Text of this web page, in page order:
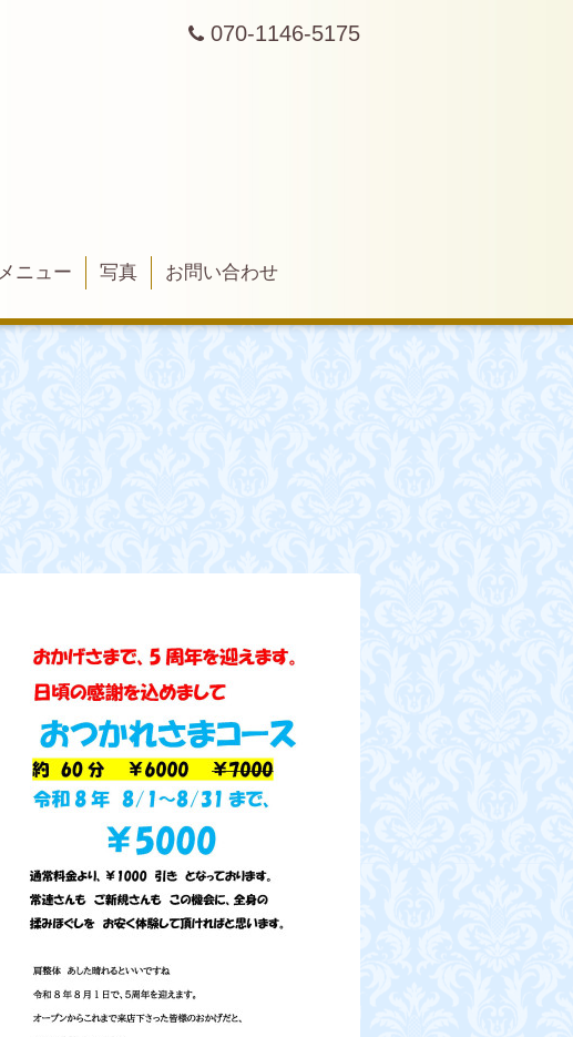
070-1146-5175
メニュー 写真 お問い合わせ